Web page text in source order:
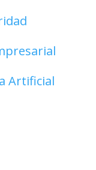
Artificial